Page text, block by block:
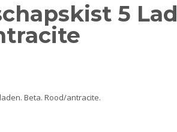
5
Beta. Rood/antracite.